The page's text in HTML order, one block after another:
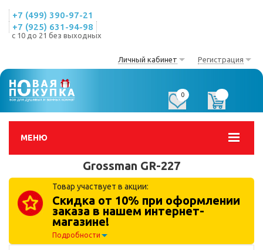
+7 (499) 390-97-21
+7 (925) 631-94-98
с 10 до 21 без выходных
Личный кабинет Регистрация
МЕНЮ
0
Grossman GR-227
Товар участвует в акции:
Скидка от 10% при оформлении
заказа в нашем интернет-
магазине!
Подробности